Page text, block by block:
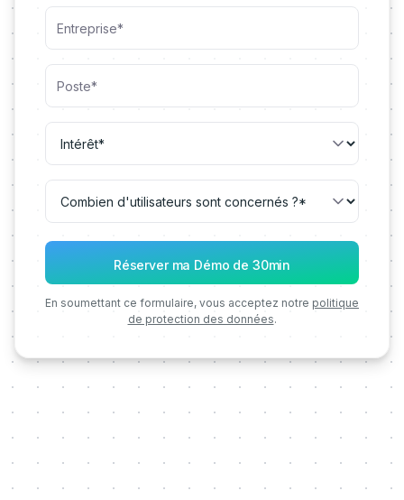
En soumettant ce formulaire, vous acceptez notre politique
de protection des données.